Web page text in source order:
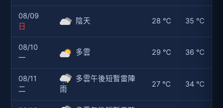
08/09
日
陰天 28 ℃ 35 ℃
08/10
一
多雲 29 ℃ 36 ℃
08/11
二
多雲午後短暫雷陣
雨
27 ℃ 34 ℃